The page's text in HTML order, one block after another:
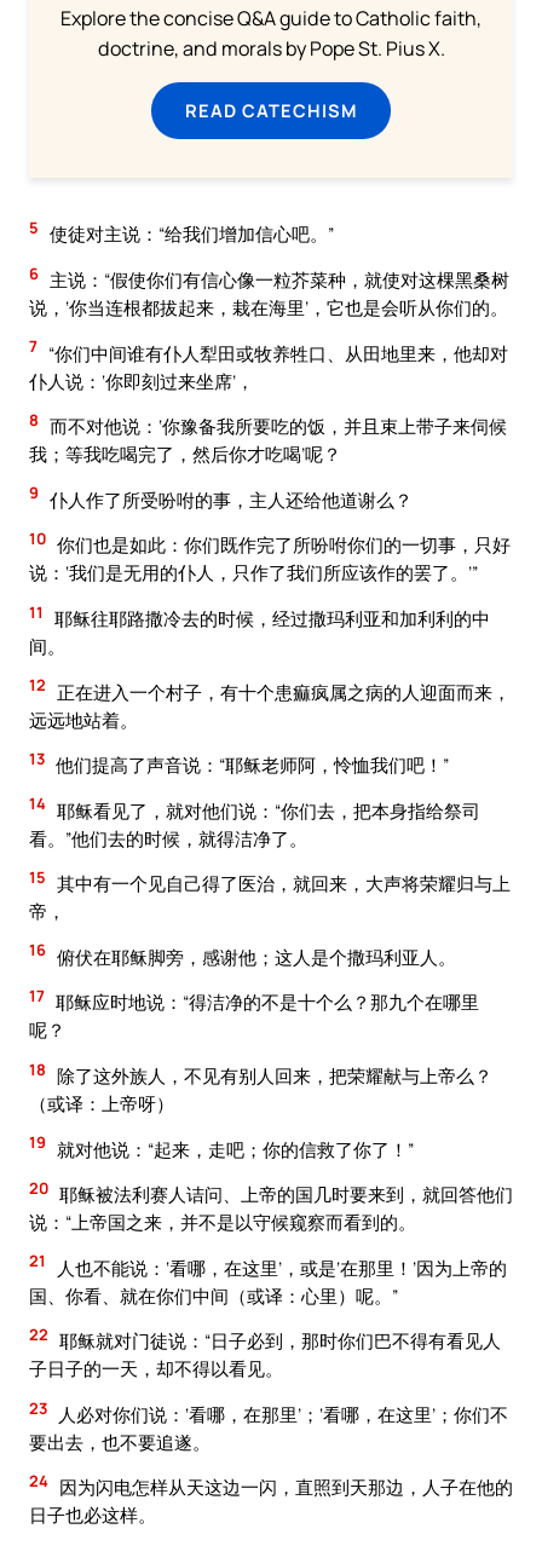
Explore the concise Q&A guide to Catholic faith,
doctrine, and morals by Pope St. Pius X.
READ CATECHISM
5 使徒对主说：“给我们增加信心吧。”
6 主说：“假使你们有信心像一粒芥菜种，就使对这棵黑桑树
说，‘你当连根都拔起来，栽在海里’，它也是会听从你们的。
7 “你们中间谁有仆人犁田或牧养牲口、从田地里来，他却对
仆人说：‘你即刻过来坐席’，
8 而不对他说：‘你豫备我所要吃的饭，并且束上带子来伺候
我；等我吃喝完了，然后你才吃喝’呢？
9 仆人作了所受吩咐的事，主人还给他道谢么？
10 你们也是如此：你们既作完了所吩咐你们的一切事，只好
说：‘我们是无用的仆人，只作了我们所应该作的罢了。’”
11
耶稣往耶路撒冷去的时候，经过撒玛利亚和加利利的中
间。
12
正在进入一个村子，有十个患痲疯属之病的人迎面而来，
远远地站着。
13 他们提高了声音说：“耶稣老师阿，怜恤我们吧！”
14 耶稣看见了，就对他们说：“你们去，把本身指给祭司
看。”他们去的时候，就得洁净了。
15 其中有一个见自己得了医治，就回来，大声将荣耀归与上
帝，
16 俯伏在耶稣脚旁，感谢他；这人是个撒玛利亚人。
17 耶稣应时地说：“得洁净的不是十个么？那九个在哪里
呢？
18 除了这外族人，不见有别人回来，把荣耀献与上帝么？
（或译：上帝呀）
19 就对他说：“起来，走吧；你的信救了你了！”
20 耶稣被法利赛人诘问、上帝的国几时要来到，就回答他们
说：“上帝国之来，并不是以守候窥察而看到的。
21
人也不能说：‘看哪，在这里’，或是‘在那里！’因为上帝的
国、你看、就在你们中间（或译：心里）呢。”
22 耶稣就对门徒说：“日子必到，那时你们巴不得有看见人
子日子的一天，却不得以看见。
23
人必对你们说：‘看哪，在那里’；‘看哪，在这里’；你们不
要出去，也不要追遂。
24 因为闪电怎样从天这边一闪，直照到天那边，人子在他的
日子也必这样。